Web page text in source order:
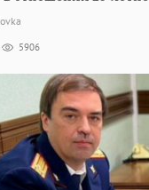
5906